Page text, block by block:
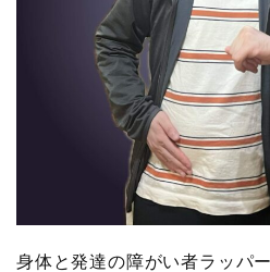
身体と発達の障がい者ラッパ